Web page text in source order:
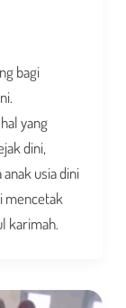
bagi
yang
dini,
usia dini
mencetak
karimah.